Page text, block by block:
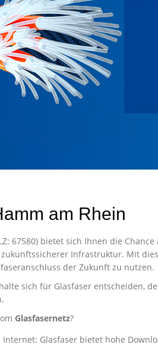
am Rhein
67580) bietet sich Ihnen die
Infrastruktur. Mit
der Zukunft zu nutzen.
sich für Glasfaser entscheiden,
Glasfasernetz?
Internet: Glasfaser bietet hohe